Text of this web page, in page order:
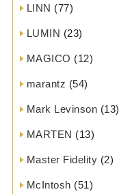
LINN (77)
LUMIN (23)
MAGICO (12)
marantz (54)
Mark Levinson (13)
MARTEN (13)
Master Fidelity (2)
McIntosh (51)